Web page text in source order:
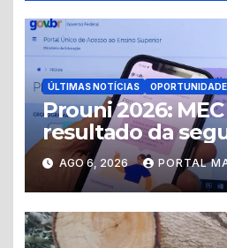
ÚLTIMAS NOTÍCIAS
Prouni 2026:
resultado da
chamada do
semestre
AGO 6, 2026 PORTAL